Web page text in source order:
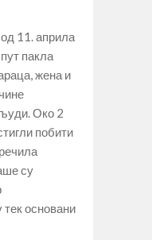
11. априла
пакла
жена и
Око 2
побити
су
тек основани